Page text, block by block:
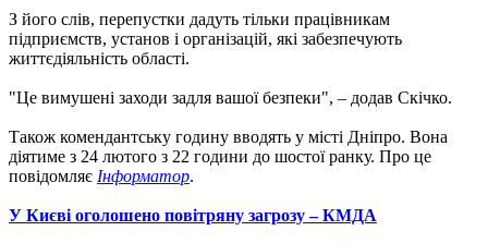
З його слів, перепустки дадуть тільки працівникам
підприємств, установ і організацій, які забезпечують
життєдіяльність області.
"Це вимушені заходи задля вашої безпеки", – додав Скічко.
Також комендантську годину вводять у місті Дніпро. Вона
діятиме з 24 лютого з 22 години до шостої ранку. Про це
повідомляє Інформатор.
У Києві оголошено повітряну загрозу – КМДА